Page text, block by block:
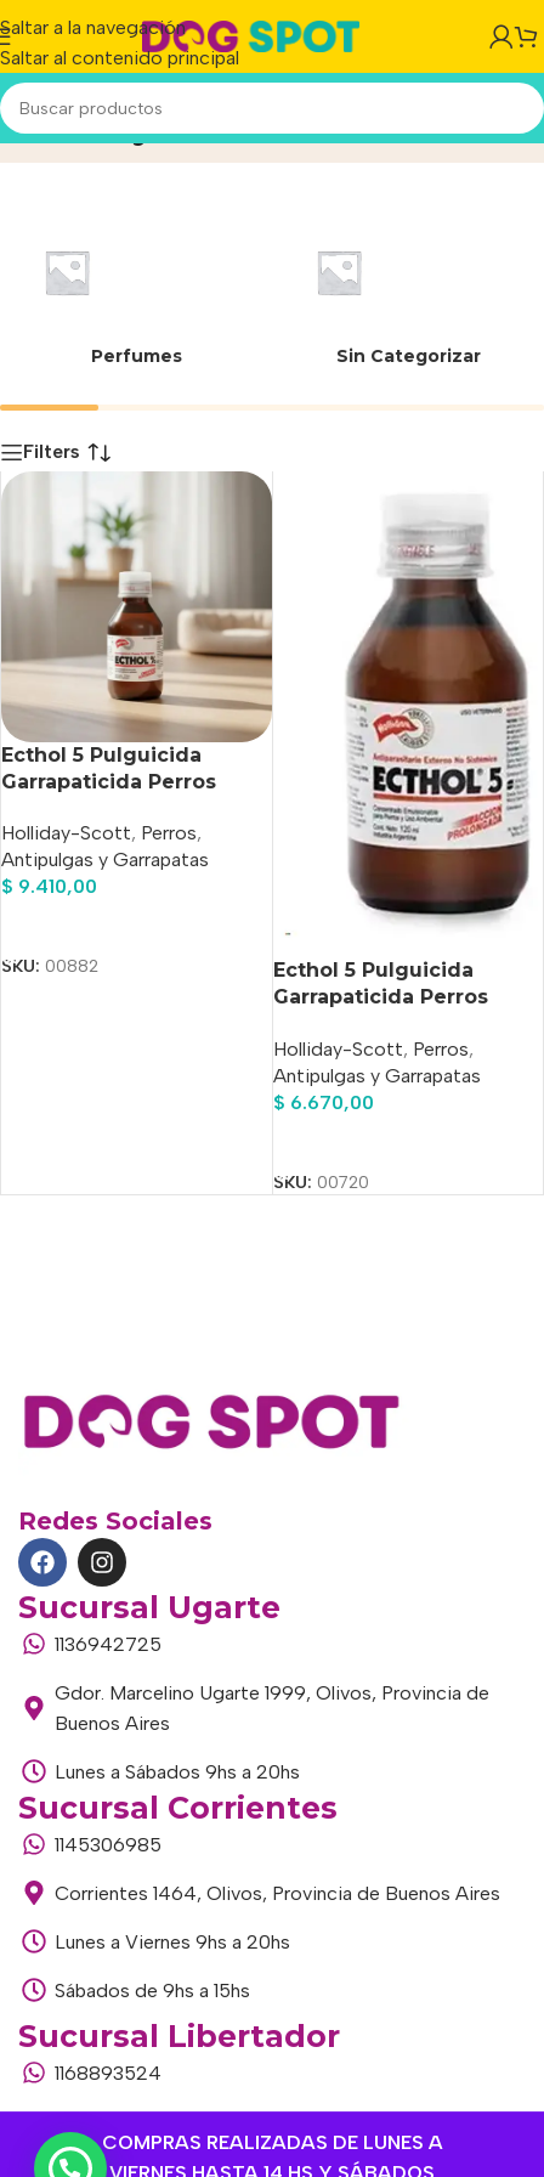
COMPRAS REALIZADAS DE LUNES A
Saltar a la navegación
Saltar al contenido principal
HollidaysInicio/Producto
Perfumes Sin Categorizar
Filters
Ecthol 5 Pulguicida
Garrapaticida Perros
Holliday-Scott, Perros,
Antipulgas y Garrapatas
$ 9.410,00
SKU: 00882
Ecthol 5 Pulguicida
Garrapaticida Perros
Holliday-Scott, Perros,
Antipulgas y Garrapatas
$ 6.670,00
SKU: 00720
Redes Sociales
Sucursal Ugarte
1136942725
Gdor. Marcelino Ugarte 1999, Olivos, Provincia de
Buenos Aires
Lunes a Sábados 9hs a 20hs
Sucursal Corrientes
1145306985
Corrientes 1464, Olivos, Provincia de Buenos Aires
Lunes a Viernes 9hs a 20hs
Sábados de 9hs a 15hs
Sucursal Libertador
1168893524
Buenos Aires